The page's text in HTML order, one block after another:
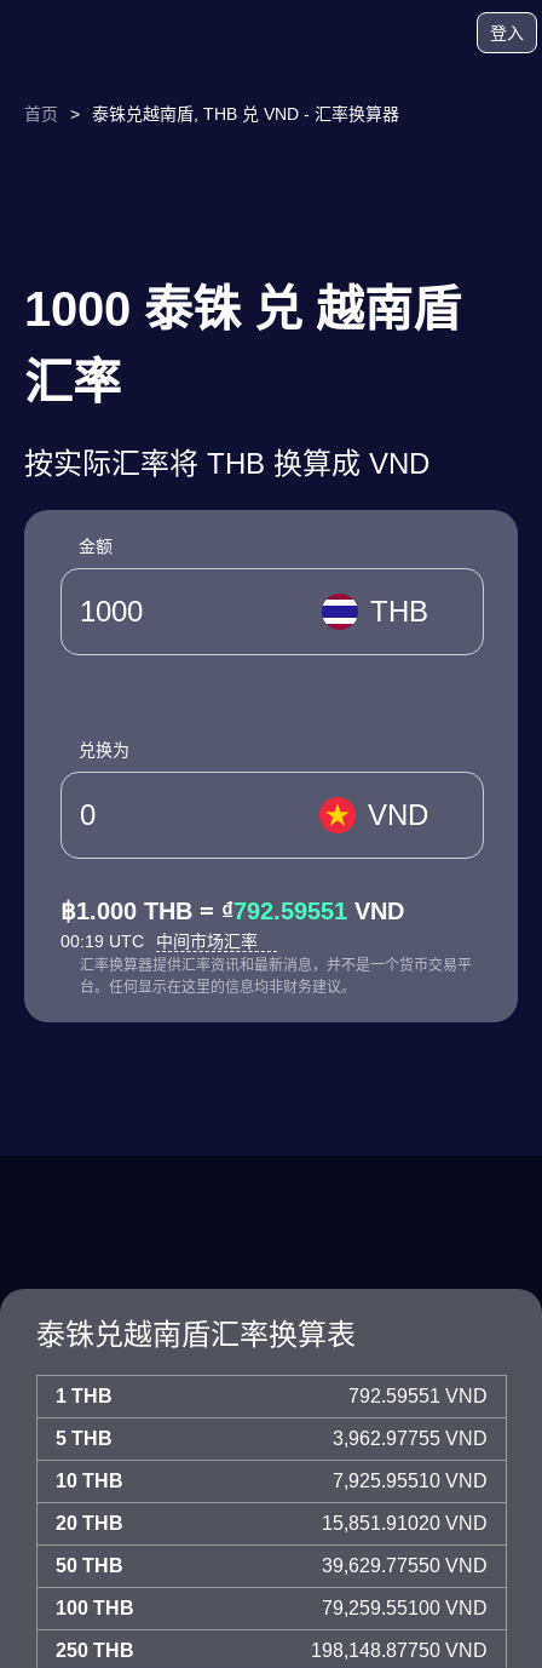
登入
首页 > 泰铢兑越南盾, THB 兑 VND - 汇率换算器
1000 泰铢 兑 越南盾
汇率
按实际汇率将 THB 换算成 VND
金额
THB
兑换为
VND
฿1.000 THB = ₫792.59551 VND
00:19 UTC 中间市场汇率
汇率换算器提供汇率资讯和最新消息，并不是一个货币交易平
台。任何显示在这里的信息均非财务建议。
泰铢兑越南盾汇率换算表
1 THB 792.59551 VND
5 THB 3,962.97755 VND
10 THB 7,925.95510 VND
20 THB 15,851.91020 VND
50 THB 39,629.77550 VND
100 THB 79,259.55100 VND
250 THB 198,148.87750 VND